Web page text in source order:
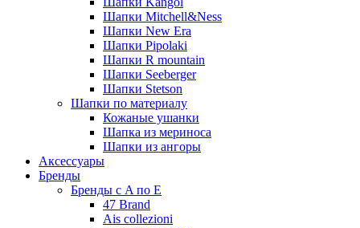
Шапки Mitchell&Ness
Шапки New Era
Шапки Pipolaki
Шапки R mountain
Шапки Seeberger
Шапки Stetson
Шапки по материалу
Кожаные ушанки
Шапка из мериноса
Шапки из ангоры
Аксессуары
Бренды
Бренды с A по E
47 Brand
Ais collezioni